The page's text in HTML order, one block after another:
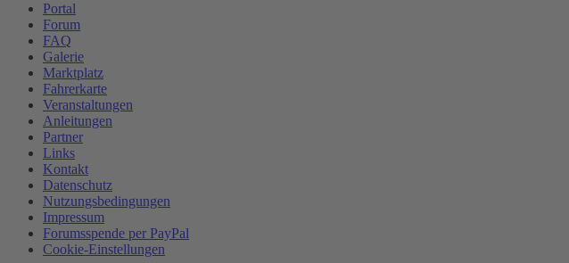
Portal
Forum
FAQ
Galerie
Marktplatz
Fahrerkarte
Veranstaltungen
Anleitungen
Partner
Links
Kontakt
Datenschutz
Nutzungsbedingungen
Impressum
Forumsspende per PayPal
Cookie-Einstellungen